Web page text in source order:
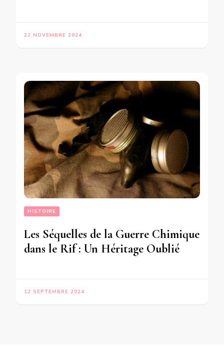
22 NOVEMBRE 2024
HISTOIRE
Les Séquelles de la Guerre Chimique
dans le Rif : Un Héritage Oublié
12 SEPTEMBRE 2024